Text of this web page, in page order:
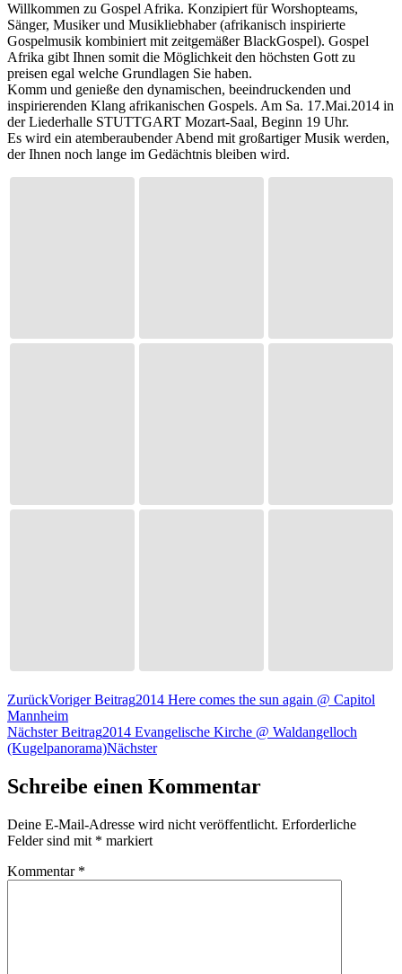
Willkommen zu Gospel Afrika. Konzipiert für Worshopteams,
Sänger, Musiker und Musikliebhaber (afrikanisch inspirierte
Gospelmusik kombiniert mit zeitgemäßer BlackGospel). Gospel
Afrika gibt Ihnen somit die Möglichkeit den höchsten Gott zu
preisen egal welche Grundlagen Sie haben.
Komm und genieße den dynamischen, beeindruckenden und
inspirierenden Klang afrikanischen Gospels. Am Sa. 17.Mai.2014 in
der Liederhalle STUTTGART Mozart-Saal, Beginn 19 Uhr.
Es wird ein atemberaubender Abend mit großartiger Musik werden,
der Ihnen noch lange im Gedächtnis bleiben wird.
ZurückVoriger Beitrag2014 Here comes the sun again @ Capitol
Mannheim
Nächster Beitrag2014 Evangelische Kirche @ Waldangelloch
(Kugelpanorama)Nächster
Schreibe einen Kommentar
Deine E-Mail-Adresse wird nicht veröffentlicht. Erforderliche
Felder sind mit * markiert
Kommentar *